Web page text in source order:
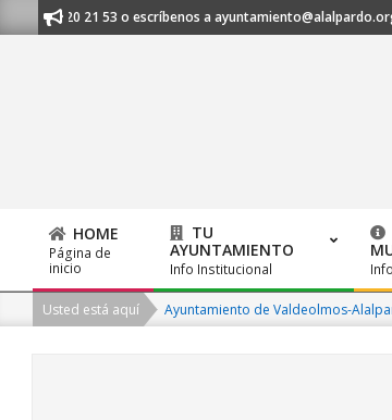
to
620 21 53 o escríbenos a ayuntamiento@alalpardo.org
Primary
Navigation
Menu
HOME
Página de
inicio
TU
AYUNTAMIENTO
Info Institucional
Usted está aquí Ayuntamiento de Valdeolmos-